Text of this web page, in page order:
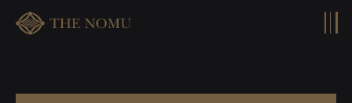
コンテンツへスキップ